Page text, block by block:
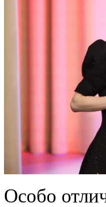
Особо